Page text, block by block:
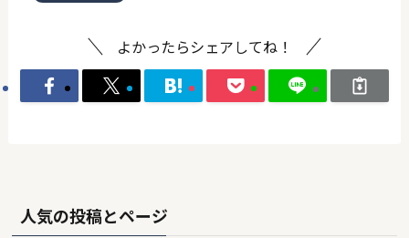
よかったらシェアしてね！
人気の投稿とページ